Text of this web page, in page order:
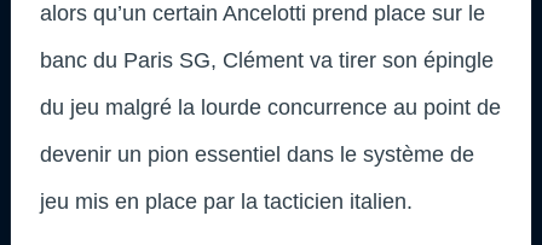
alors qu’un certain Ancelotti prend place sur le
banc du Paris SG, Clément va tirer son épingle
du jeu malgré la lourde concurrence au point de
devenir un pion essentiel dans le système de
jeu mis en place par la tacticien italien.